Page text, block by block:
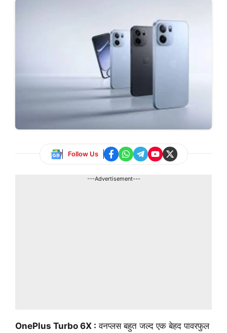
Follow Us
---Advertisement---
OnePlus Turbo 6X : वनप्लस बहुत जल्द एक बेहद पावरफुल